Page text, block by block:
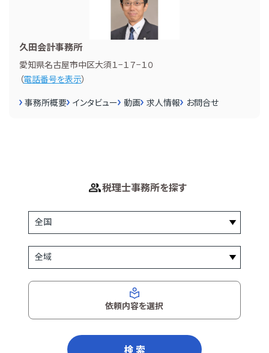
久田会計事務所
愛知県名古屋市中区大須１−１７−１０
（電話番号を表示）
事務所概要 インタビュー 動画 求人情報 お問合せ
税理士事務所を探す
依頼内容を選択
検 索